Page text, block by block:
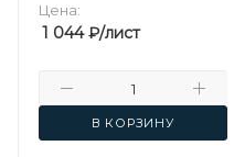
Цена:
1 044₽/лист
В КОРЗИНУ